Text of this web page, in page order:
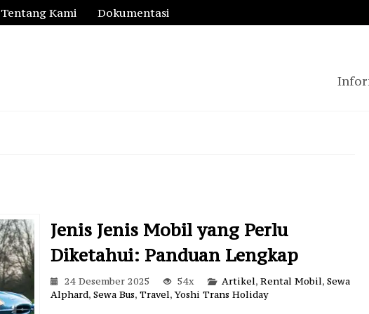
Tentang Kami Dokumentasi
Jenis Jenis Mobil yang Perlu
Diketahui: Panduan Lengkap
24 Desember 2025 54x Artikel, Rental Mobil, Sewa
Alphard, Sewa Bus, Travel,Yoshi Trans HolidayInnova Reborn FC